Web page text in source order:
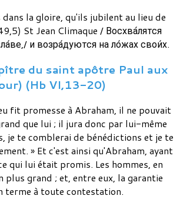
la gloire, qu'ils jubilent au lieu de
St Jean Climaque / Восхва́лятся
и возра́дуются на ло́жах свои́х.
du saint apôtre Paul aux
(Hb VI,13-20)
fit promesse à Abraham, il ne pouvait
que lui ; il jura donc par lui-même
je te comblerai de bénédictions et je te
» Et c'est ainsi qu'Abraham, ayant
qui lui était promis. Les hommes, en
grand ; et, entre eux, la garantie
terme à toute contestation.